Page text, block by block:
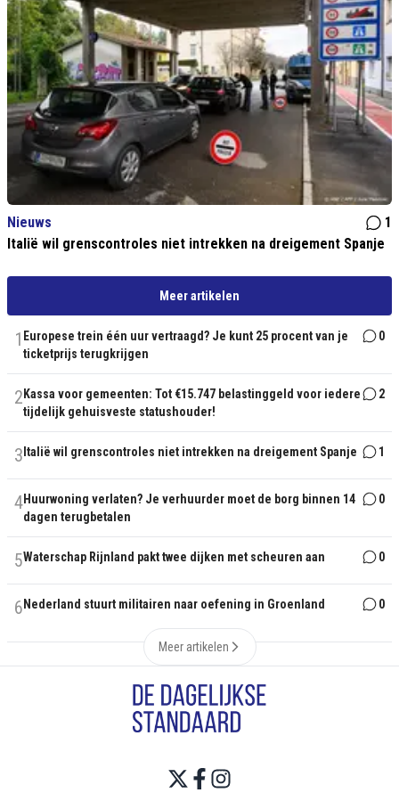
Nieuws
1
Italië wil grenscontroles niet intrekken na dreigement Spanje
Meer artikelen
1 Europese trein één uur vertraagd? Je kunt 25 procent van je
ticketprijs terugkrijgen
0
2 Kassa voor gemeenten: Tot €15.747 belastinggeld voor iedere
tijdelijk gehuisveste statushouder!
2
3 Italië wil grenscontroles niet intrekken na dreigement Spanje 1
4Huurwoning verlaten? Je verhuurder moet de borg binnen 14
dagen terugbetalen
0
5Waterschap Rijnland pakt twee dijken met scheuren aan 0
6 Nederland stuurt militairen naar oefening in Groenland 0
Meer artikelen